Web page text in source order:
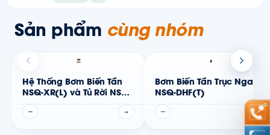
Sản phẩm cùng nhóm
Hệ Thống Bơm Biến Tần
NSQ-XR(L) và Tủ Rời NSQ-
Drive
—
→
Bơm Biến Tần Trục Ngang
NSQ-DHF(T)
— →